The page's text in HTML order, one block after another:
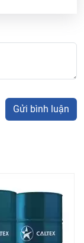
Gửi bình luận